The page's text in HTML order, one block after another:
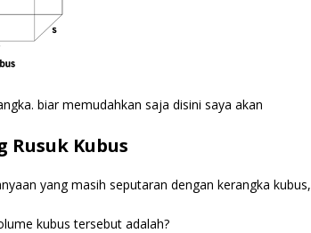
biar memudahkan saja disini saya akan
Rusuk Kubus
yang masih seputaran dengan kerangka kubus,
kubus tersebut adalah?